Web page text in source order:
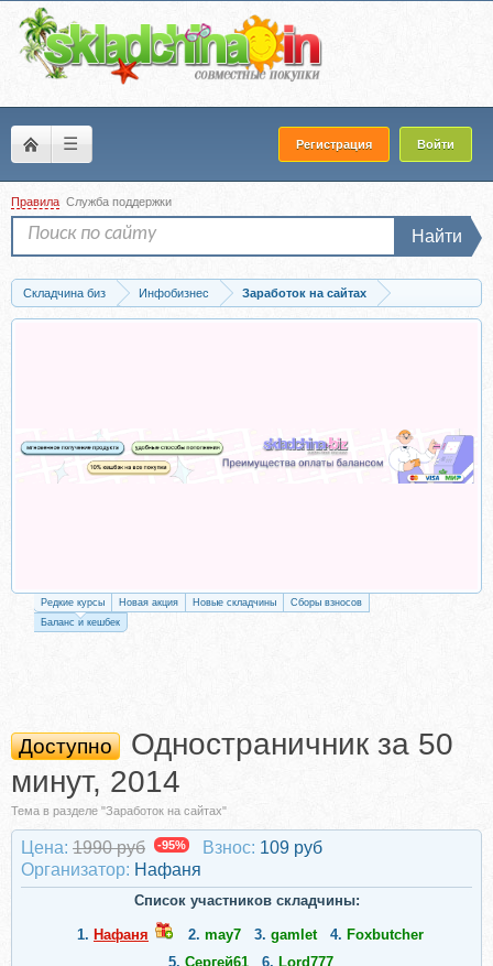
☰ Регистрация Войти
Правила Служба поддержки
Найти
Складчина биз Инфобизнес
Заработок на сайтах
Скачать Одностраничник за 50 минут, 2014
Редкие курсы Новая акция Новые складчины
Сборы взносов
Баланс и кешбек
Доступно
Одностраничник за 50
минут, 2014
Тема в разделе "Заработок на сайтах"
Цена: 1990 руб -95% Взнос: 109 руб
Организатор: Нафаня
Список участников складчины:
1. Нафаня 2. may7 3. gamlet 4. Foxbutcher
5. Сергей61 6. Lord777